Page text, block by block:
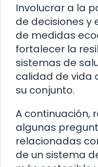
Involucrar a la
de decisiones y
de medidas
fortalecer la
sistemas de
calidad de vida
su conjunto.
A continuación,
algunas
relacionadas
de un sistema